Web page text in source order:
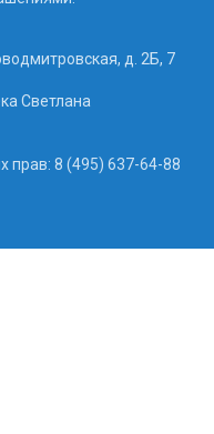
д. 2Б, 7
Светлана
прав: 8 (495) 637-64-88